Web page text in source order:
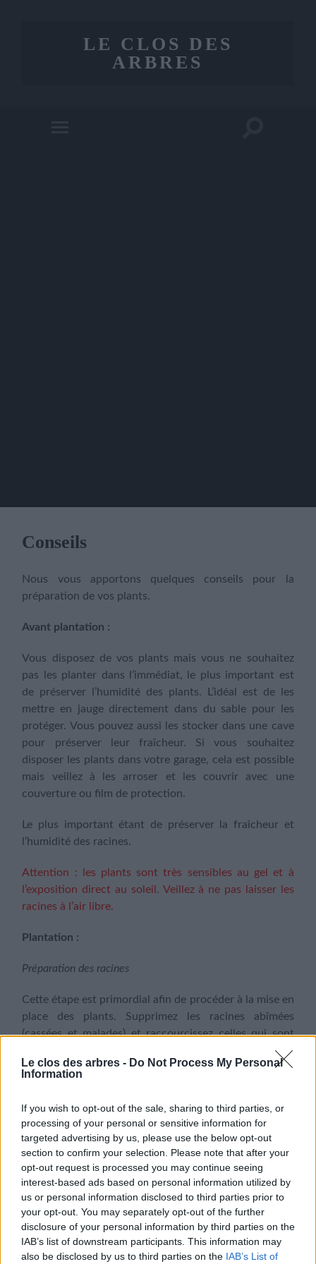
Le clos des arbres - Do Not Process My Personal
Information
If you wish to opt-out of the sale, sharing to third parties, or
processing of your personal or sensitive information for
targeted advertising by us, please use the below opt-out
section to confirm your selection. Please note that after your
opt-out request is processed you may continue seeing
interest-based ads based on personal information utilized by
us or personal information disclosed to third parties prior to
your opt-out. You may separately opt-out of the further
disclosure of your personal information by third parties on the
IAB’s list of downstream participants. This information may
also be disclosed by us to third parties on the IAB’s List of
LE CLOS DES
ARBRES
Conseils
Nous vous apportons quelques conseils pour la
préparation de vos plants.
Avant plantation :
Vous disposez de vos plants mais vous ne souhaitez
pas les planter dans l’immédiat, le plus important est
de préserver l’humidité des plants. L’idéal est de les
mettre en jauge directement dans du sable pour les
protéger. Vous pouvez aussi les stocker dans une cave
pour préserver leur fraîcheur. Si vous souhaitez
disposer les plants dans votre garage, cela est possible
mais veillez à les arroser et les couvrir avec une
couverture ou film de protection.
Le plus important étant de préserver la fraîcheur et
l’humidité des racines.
Attention : les plants sont très sensibles au gel et à
l’exposition direct au soleil. Veillez à ne pas laisser les
racines à l’air libre.
Plantation :
Préparation des racines
Cette étape est primordial afin de procéder à la mise en
place des plants. Supprimez les racines abîmées
(cassées et malades) et raccourcissez celles qui sont
Afin de garantir une bonne reprise, le Pralinage est une
préparation toute faite dans le commerce ou alors
mettre les mains à la pâte avec un mélange d’argile,
bouse de vache, de terre grasse et d’eau.
Mise en place
La préparation du trou demande de la rigueur. Ce
dernier doit être de bonnes dimensions pour laisser les
racines s’y installer confortablement.